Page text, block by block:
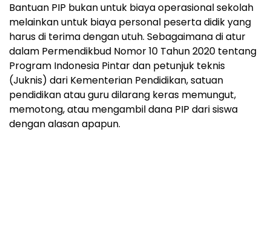
Bantuan PIP bukan untuk biaya operasional sekolah
melainkan untuk biaya personal peserta didik yang
harus di terima dengan utuh. Sebagaimana di atur
dalam Permendikbud Nomor 10 Tahun 2020 tentang
Program Indonesia Pintar dan petunjuk teknis
(Juknis) dari Kementerian Pendidikan, satuan
pendidikan atau guru dilarang keras memungut,
memotong, atau mengambil dana PIP dari siswa
dengan alasan apapun.